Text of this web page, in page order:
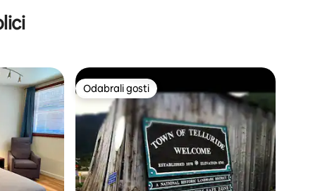
Odabrali gosti
Odabrali gosti